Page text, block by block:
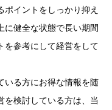
イントをしっかり抑え
に健全な状態で長い期間
を参考にして経営をして
いる方にお得な情報を随
を検討している方は、当